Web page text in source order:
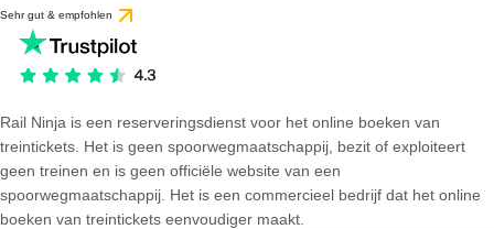
Sehr gut & empfohlen
Rail Ninja is een reserveringsdienst voor het online boeken van
treintickets. Het is geen spoorwegmaatschappij, bezit of exploiteert
geen treinen en is geen officiële website van een
spoorwegmaatschappij. Het is een commercieel bedrijf dat het online
boeken van treintickets eenvoudiger maakt.